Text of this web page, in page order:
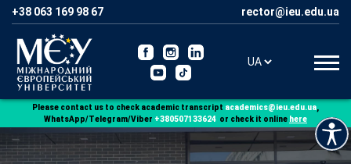
+38 063 169 98 67
Please contact us to check academic transcript
WhatsApp/Telegram/Viber +380507133624 or check it online here